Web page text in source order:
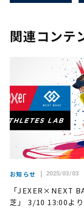
関連コンテ
お知らせ 2025/03/03
「JEXER×NEXT
芝」 3/10 13:00よ